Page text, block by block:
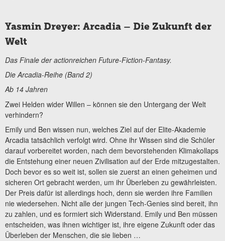
Yasmin Dreyer: Arcadia – Die Zukunft der
Welt
Das Finale der actionreichen Future-Fiction-Fantasy.
Die Arcadia-Reihe (Band 2)
Ab 14 Jahren
Zwei Helden wider Willen – können sie den Untergang der Welt
verhindern?
Emily und Ben wissen nun, welches Ziel auf der Elite-Akademie
Arcadia tatsächlich verfolgt wird. Ohne ihr Wissen sind die Schüler
darauf vorbereitet worden, nach dem bevorstehenden Klimakollaps
die Entstehung einer neuen Zivilisation auf der Erde mitzugestalten.
Doch bevor es so weit ist, sollen sie zuerst an einen geheimen und
sicheren Ort gebracht werden, um ihr Überleben zu gewährleisten.
Der Preis dafür ist allerdings hoch, denn sie werden ihre Familien
nie wiedersehen. Nicht alle der jungen Tech-Genies sind bereit, ihn
zu zahlen, und es formiert sich Widerstand. Emily und Ben müssen
entscheiden, was ihnen wichtiger ist, ihre eigene Zukunft oder das
Überleben der Menschen, die sie lieben …